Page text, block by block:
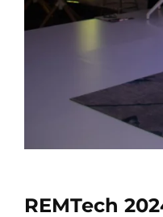
REMTech